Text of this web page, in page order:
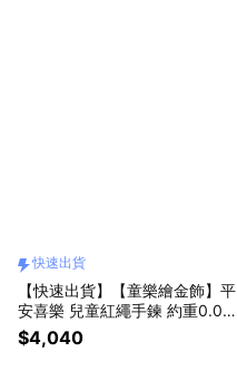
快速出貨
【快速出貨】【童樂繪金飾】平
安喜樂 兒童紅繩手鍊 約重0.09
錢±0.02 (彌月金飾 彌月禮 黃金
999)
$4,040